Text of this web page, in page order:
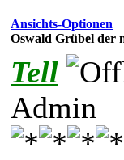
Ansichts-Optionen
Oswald Grübel der
Tell
Admin